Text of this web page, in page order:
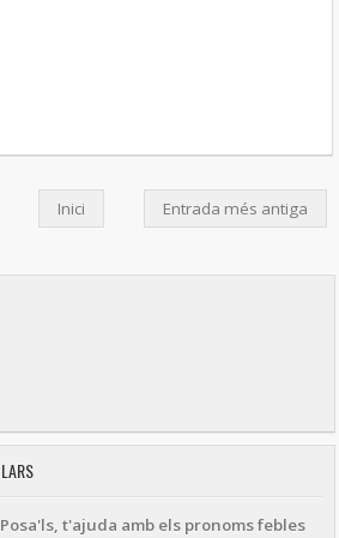
Entrada més antiga
Inici
Posa'ls, t'ajuda amb els pronoms febles